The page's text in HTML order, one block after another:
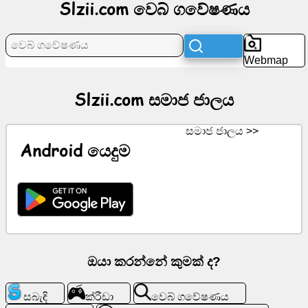
පුවත්
විකි
සම්බන්ධතා
Slzii.com වෙබ් ගවේෂණය
Webmap
Slzii.com සමාජ ජාලය
Android යෙදුම
සමාජ ජාලය >>
ඔයා කරන්නේ කුමක් ද?
සබැඳි ක්රීඩා
වෙබ් ගවේෂණය